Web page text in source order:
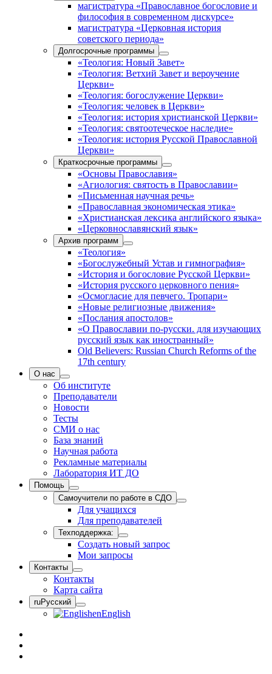
магистратура «Православное богословие и
философия в современном дискурсе»
магистратура «Церковная история
советского периода»
Долгосрочные программы
«Теология: Новый Завет»
«Теология: Ветхий Завет и вероучение
Церкви»
«Теология: богослужение Церкви»
«Теология: человек в Церкви»
«Теология: история христианской Церкви»
«Теология: святоотеческое наследие»
«Теология: история Русской Православной
Церкви»
Краткосрочные программы
«Основы Православия»
«Агиология: святость в Православии»
«Письменная научная речь»
«Православная экономическая этика»
«Христианская лексика английского языка»
«Церковнославянский язык»
Архив программ
«Теология»
«Богослужебный Устав и гимнография»
«История и богословие Русской Церкви»
«История русского церковного пения»
«Осмогласие для певчего. Тропари»
«Новые религиозные движения»
«Послания апостолов»
«О Православии по-русски. для изучающих
русский язык как иностранный»
Old Believers: Russian Church Reforms of the
17th century
О нас
Об институте
Преподаватели
Новости
Тесты
СМИ о нас
База знаний
Научная работа
Рекламные материалы
Лаборатория ИТ ДО
Помощь
Самоучители по работе в СДО
Для учащихся
Для преподавателей
Техподдержка:
Создать новый запрос
Мои запросы
Контакты
Контакты
Карта сайта
ruРусский
enEnglish